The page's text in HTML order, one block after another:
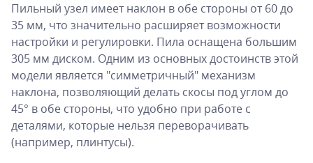
Пильный узел имеет наклон в обе стороны от 60 до
35 мм, что значительно расширяет возможности
настройки и регулировки. Пила оснащена большим
305 мм диском. Одним из основных достоинств этой
модели является "симметричный" механизм
наклона, позволяющий делать скосы под углом до
45° в обе стороны, что удобно при работе с
деталями, которые нельзя переворачивать
(например, плинтусы).